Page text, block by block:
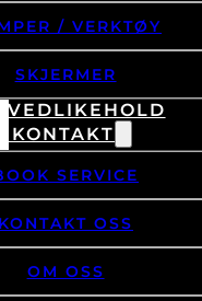
/ VERKTØY
SKJERMER
VEDLIKEHOLD
KONTAKT
SERVICE
OSS
OM OSS